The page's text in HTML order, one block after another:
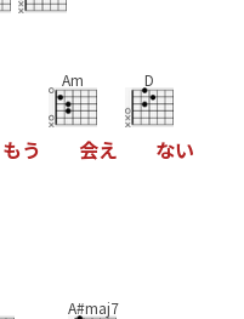
もう
Am
会え
D
ない
A#maj7